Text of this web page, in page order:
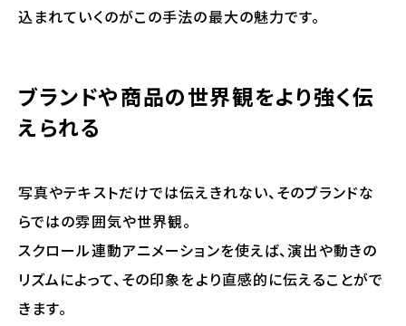
込まれていくのがこの手法の最大の魅力です。
ブランドや商品の世界観をより強く伝
えられる
写真やテキストだけでは伝えきれない、そのブランドな
らではの雰囲気や世界観。
スクロール連動アニメーションを使えば、演出や動きの
リズムによって、その印象をより直感的に伝えることがで
きます。